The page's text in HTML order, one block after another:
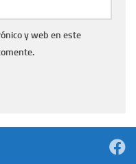
y web en este